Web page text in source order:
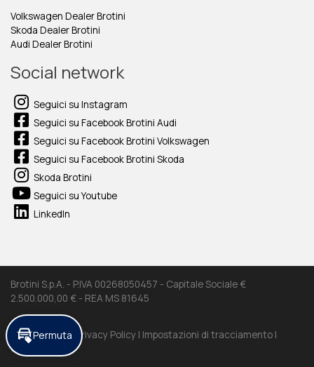
Volkswagen Dealer Brotini
Skoda Dealer Brotini
Audi Dealer Brotini
Social network
Seguici su Instagram
Seguici su Facebook Brotini Audi
Seguici su Facebook Brotini Volkswagen
Seguici su Facebook Brotini Skoda
Skoda Brotini
Seguici su Youtube
LinkedIn
Brotini S.p.A. - P.IVA 00268050457 - Capitale Sociale €
2.500.000,00 € - REA MS 81645
Cookie Policy | Privacy Policy | Impostazioni di tracciamento |
Credits
Permuta